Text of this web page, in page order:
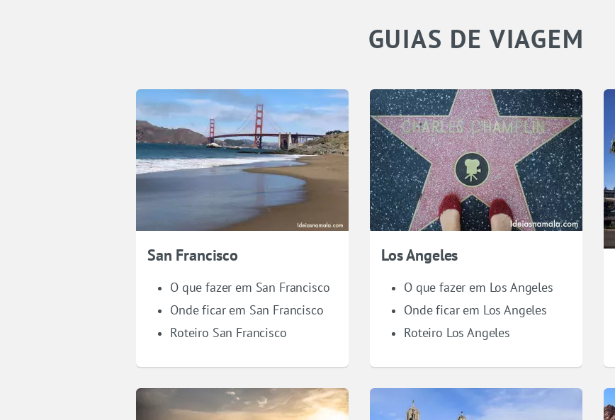
GUIAS DE VIAGEM
San Francisco
O que fazer em San Francisco
Onde ficar em San Francisco
Roteiro San Francisco
Los Angeles
O que fazer em Los Angeles
Onde ficar em Los Angeles
Roteiro Los Angeles